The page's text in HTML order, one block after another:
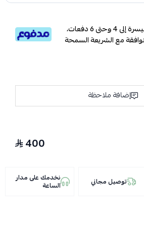
قسم دفعاتك بطريقة ميسرة إلى 4 وحتى 6 دفعات،
مع الشريعة السمحة
إضافة ملاحظة
400
توصيل مجاني نخدمك على مدار
الساعة